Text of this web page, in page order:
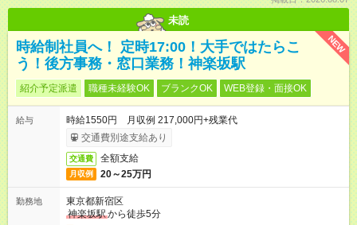
未読
NEW
時給制社員へ！ 定時17:00！大手ではたらこ
う！後方事務・窓口業務！神楽坂駅
紹介予定派遣 職種未経験OK ブランクOK WEB登録・面接OK
給与
時給1550円 月収例 217,000円+残業代
交通費別途支給あり
交通費 全額支給
月収例 20～25万円
勤務地
東京都新宿区
神楽坂駅から徒歩5分